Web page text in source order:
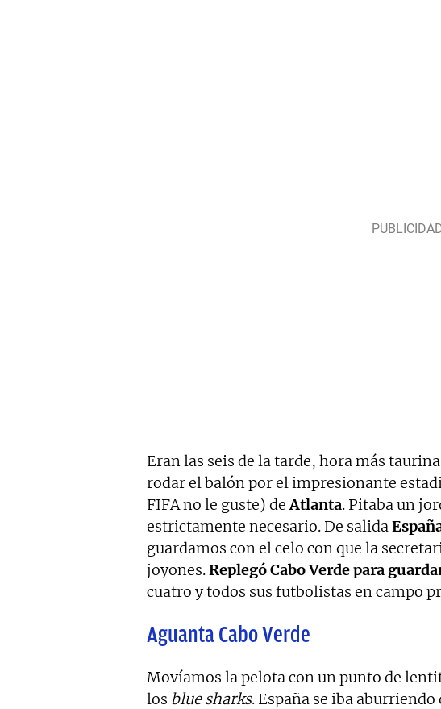
Eran las seis de la tarde, hora más
rodar el balón por el impresionante
FIFA no le guste) deAtlanta. Pitaba un
estrictamente necesario. De salida
guardamos con el celo con que la
joyones.Replegó Cabo Verde para
cuatro y todos sus futbolistas en campo
Aguanta Cabo Verde
Movíamos la pelota con un punto de
los blue sharks. España se iba aburriendo